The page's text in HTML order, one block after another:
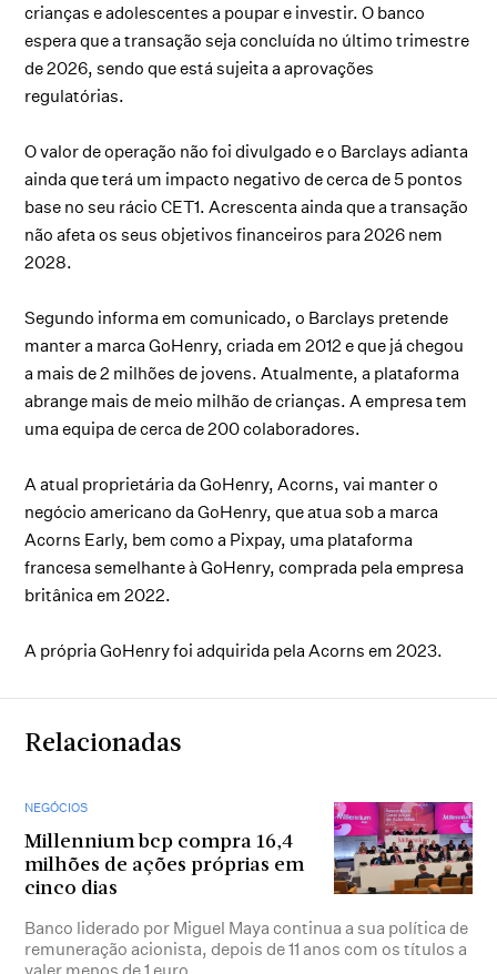
crianças e adolescentes a poupar e investir. O banco
espera que a transação seja concluída no último trimestre
de 2026, sendo que está sujeita a aprovações
regulatórias.
O valor de operação não foi divulgado e o Barclays adianta
ainda que terá um impacto negativo de cerca de 5 pontos
base no seu rácio CET1. Acrescenta ainda que a transação
não afeta os seus objetivos financeiros para 2026 nem
2028.
Segundo informa em comunicado, o Barclays pretende
manter a marca GoHenry, criada em 2012 e que já chegou
a mais de 2 milhões de jovens. Atualmente, a plataforma
abrange mais de meio milhão de crianças. A empresa tem
uma equipa de cerca de 200 colaboradores.
A atual proprietária da GoHenry, Acorns, vai manter o
negócio americano da GoHenry, que atua sob a marca
Acorns Early, bem como a Pixpay, uma plataforma
francesa semelhante à GoHenry, comprada pela empresa
britânica em 2022.
A própria GoHenry foi adquirida pela Acorns em 2023.
Relacionadas
NEGÓCIOS
Millennium bcp compra 16,4
milhões de ações próprias em
cinco dias
Banco liderado por Miguel Maya continua a sua política de
remuneração acionista, depois de 11 anos com os títulos a
valer menos de 1 euro